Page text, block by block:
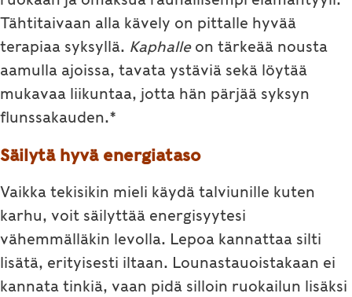
Tähtitaivaan alla kävely on pittalle hyvää
terapiaa syksyllä. Kaphalleon tärkeää nousta
aamulla ajoissa, tavata ystäviä sekä löytää
mukavaa liikuntaa, jotta hän pärjää syksyn
flunssakauden.*
Säilytä hyvä energiataso
Vaikka tekisikin mieli käydä talviunille kuten
karhu, voit säilyttää energisyytesi
vähemmälläkin levolla. Lepoa kannattaa silti
lisätä, erityisesti iltaan. Lounastauoistakaan ei
kannata tinkiä, vaan pidä silloin ruokailun lisäksi